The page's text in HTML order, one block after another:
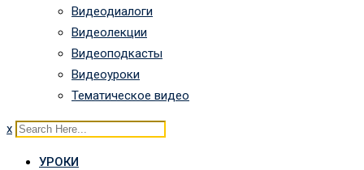
Видеодиалоги
Видеолекции
Видеоподкасты
Видеоуроки
Тематическое видео
x
УРОКИ